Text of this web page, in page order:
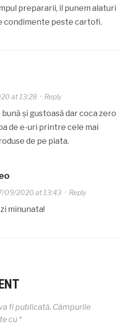
prepararii, il punem alaturi
condimente peste cartofi.
at 13:28· Reply
bună și gustoasă dar coca zero
de e-uri printre cele mai
de pe piata.
09/2020 at 13:43· Reply
minunata!
fi publicată. Câmpurile
cu *